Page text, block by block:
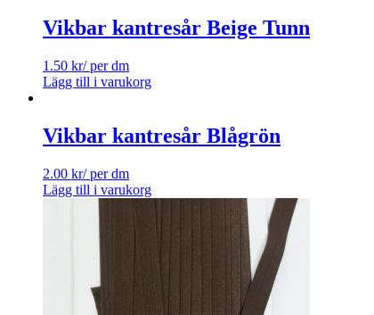
Vikbar kantresår Beige Tunn
1.50 kr/ per dm
Lägg till i varukorg
Vikbar kantresår Blågrön
2.00 kr/ per dm
Lägg till i varukorg